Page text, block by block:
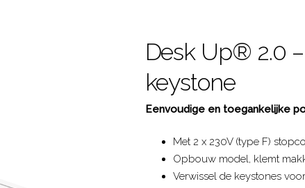
Desk Up® 2.0
keystone
Eenvoudige en toegankelijke
Met 2 x 230V (type F)
Opbouw model, klemt
Verwissel de keystones